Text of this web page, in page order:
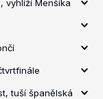
vyhlíží Menšíka
tuší španělská